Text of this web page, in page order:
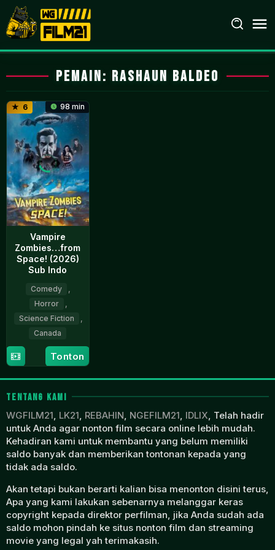
Loncat
ke
konten
Pemain: Rashaun Baldeo
6 98 min
Vampire
Zombies…from
Space! (2026)
Sub Indo
Comedy
Horror
Science Fiction
Canada
30
Jan
2026
Michael
Stasko
Tonton
TENTANG KAMI
WGFILM21, LK21, REBAHIN, NGEFILM21, IDLIX, Telah hadir
untuk Anda agar nonton film secara online lebih mudah.
Kehadiran kami untuk membantu yang belum memiliki
saldo banyak dan memberikan tontonan kepada yang
tidak ada saldo.
Akan tetapi bukan berarti kalian bisa menonton disini terus,
Apa yang kami lakukan sebenarnya melanggar keras
copyright kepada direktor perfilman, jika Anda sudah ada
saldo mohon pindah ke situs nonton film dan streaming
movie yang legal yah terimakasih.